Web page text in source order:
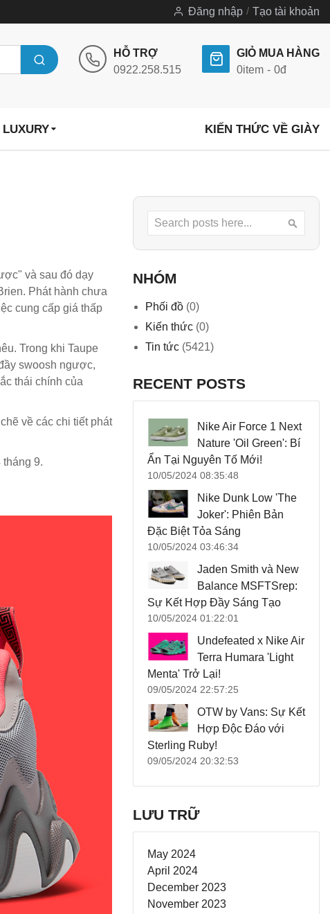
Đăng nhập Tạo tài khoản
HỖ TRỢ
0922.258.515
GIỎ MUA HÀNG
0item 0đ
KIẾN THỨC VỀ GIÀY
và sau đó dạy
Phát hành chưa
cung cấp giá thấp
Trong khi Taupe
swoosh ngược,
thái chính của
về các chi tiết phát
9.
Search
NHÓM
Phối đồ (0)
Kiến thức (0)
Tin tức (5421)
RECENT POSTS
Nike Air Force 1 Next
Nature 'Oil Green': Bí
Ẩn Tại Nguyên Tố Mới!
10/05/2024 08:35:48
Nike Dunk Low 'The
Joker': Phiên Bản
Đặc Biệt Tỏa Sáng
10/05/2024 03:46:34
Jaden Smith và New
Balance MSFTSrep:
Sự Kết Hợp Đầy Sáng Tạo
10/05/2024 01:22:01
Undefeated x Nike Air
Terra Humara 'Light
Menta' Trở Lại!
09/05/2024 22:57:25
OTW by Vans: Sự Kết
Hợp Độc Đáo với
Sterling Ruby!
09/05/2024 20:32:53
LƯU TRỮ
May 2024
April 2024
December 2023
November 2023